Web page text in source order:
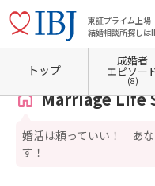
東証プライム上場
結婚相談所探しは
ホーム 長野県の結婚相談所 長野
Marriage Life
婚活は頼っていい！ あな
す！
トップ
成婚者
エピソー
(8)